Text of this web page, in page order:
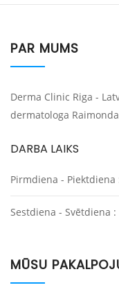
PAR MUMS
Derma Clinic Riga -
dermatologa
DARBA LAIKS
Pirmdiena - Piektdiena
Sestdiena - Svētdiena :
MŪSU